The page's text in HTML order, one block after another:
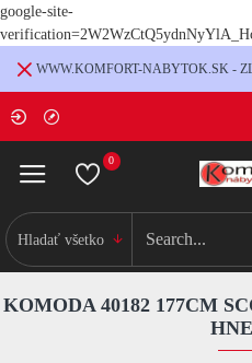
google-site-
WWW.KOMFORT-NABYTOK.SK -
0
Hladať všetko
KOMODA 40182 177CM